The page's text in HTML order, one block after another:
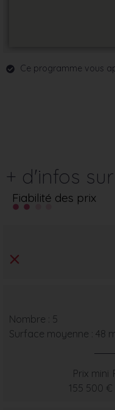
Ce programme vous
+ d'infos
Fiabilité des prix
Nombre : 5
Surface moyenne : 48
Prix mini
155 500 €